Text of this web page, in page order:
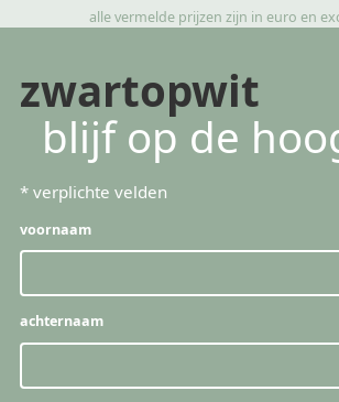
alle vermelde prijzen zijn in euro en
zwartopwit
blijf op de
* verplichte velden
voornaam
achternaam